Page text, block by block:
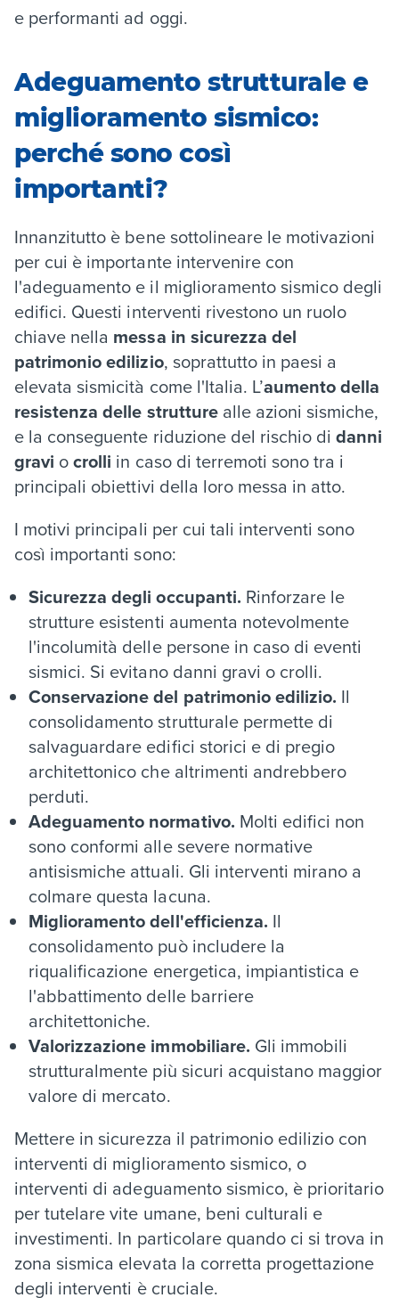
e performanti ad oggi.
Adeguamento strutturale e
miglioramento sismico:
perché sono così
importanti?
Innanzitutto è bene sottolineare le motivazioni
per cui è importante intervenire con
l'adeguamento e il miglioramento sismico degli
edifici. Questi interventi rivestono un ruolo
chiave nella messa in sicurezza del
patrimonio edilizio, soprattutto in paesi a
elevata sismicità come l'Italia. L’aumento della
resistenza delle strutturealle azioni sismiche,
e la conseguente riduzione del rischio didanni
gravi ocrolli in caso di terremoti sono tra i
principali obiettivi della loro messa in atto.
I motivi principali per cui tali interventi sono
così importanti sono:
Sicurezza degli occupanti. Rinforzare le
strutture esistenti aumenta notevolmente
l'incolumità delle persone in caso di eventi
sismici. Si evitano danni gravi o crolli.
Conservazione del patrimonio edilizio. Il
consolidamento strutturale permette di
salvaguardare edifici storici e di pregio
architettonico che altrimenti andrebbero
perduti.
Adeguamento normativo. Molti edifici non
sono conformi alle severe normative
antisismiche attuali. Gli interventi mirano a
colmare questa lacuna.
Miglioramento dell'efficienza. Il
consolidamento può includere la
riqualificazione energetica, impiantistica e
l'abbattimento delle barriere
architettoniche.
Valorizzazione immobiliare. Gli immobili
strutturalmente più sicuri acquistano maggior
valore di mercato.
Mettere in sicurezza il patrimonio edilizio con
interventi di miglioramento sismico, o
interventi di adeguamento sismico, è prioritario
per tutelare vite umane, beni culturali e
investimenti. In particolare quando ci si trova in
zona sismica elevata la corretta progettazione
degli interventi è cruciale.